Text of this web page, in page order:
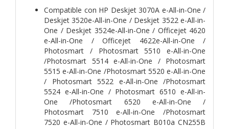
Compatible con HP Deskjet 3070A e-All-in-One /
Deskjet 3520e-All-in-One / Deskjet 3522 e-All-in-
One / Deskjet 3524e-All-in-One / Officejet 4620
e-All-in-One / Officejet 4622e-All-in-One /
Photosmart / Photosmart 5510 e-All-in-One
/Photosmart 5514 e-All-in-One / Photosmart
5515 e-All-in-One /Photosmart 5520 e-All-in-One
/ Photosmart 5522 e-All-in-One /Photosmart
5524 e-All-in-One / Photosmart 6510 e-All-in-
One /Photosmart 6520 e-All-in-One /
Photosmart 7510 e-All-in-One /Photosmart
7520 e-All-in-One / Photosmart B010a CN255B